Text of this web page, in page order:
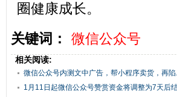
圈健康成长。
关键词：
微信公众号
相关阅读:
微信公众号内测文中广告，帮小程序卖货，再陷
1月11日起微信公众号赞赏资金将调整为7天后